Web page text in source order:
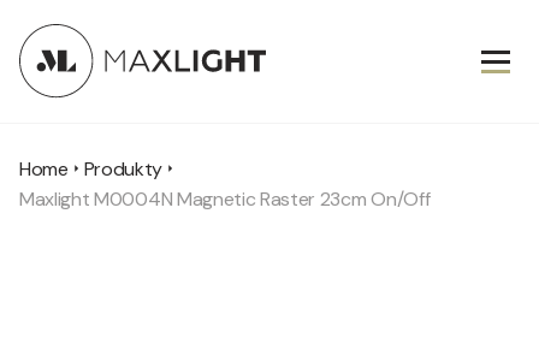
Home
Produkty
Maxlight M0004N Magnetic Raster 23cm On/Off